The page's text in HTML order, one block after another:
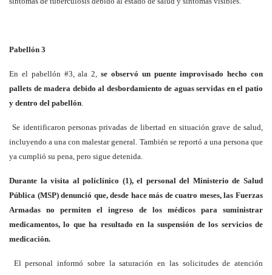
Pabellón 3
En el pabellón #3, ala 2, se observó un puente improvisado hecho con
pallets de madera debido al desbordamiento de aguas servidas en el patio
y dentro del pabellón.
Se identificaron personas privadas de libertad en situación grave de salud,
incluyendo a una con malestar general. También se reportó a una persona que
ya cumplió su pena, pero sigue detenida.
Durante la visita al políclínico (1), el personal del Ministerio de Salud
Pública (MSP) denunció que, desde hace más de cuatro meses, las Fuerzas
Armadas no permiten el ingreso de los médicos para suministrar
medicamentos, lo que ha resultado en la suspensión de los servicios de
medicación.
El personal informó sobre la saturación en las solicitudes de atención